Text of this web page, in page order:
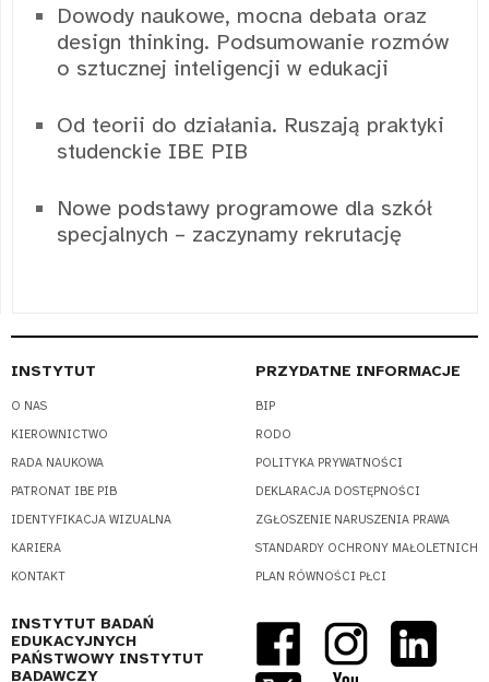
Dowody naukowe, mocna debata oraz
design thinking. Podsumowanie rozmów
o sztucznej inteligencji w edukacji
Od teorii do działania. Ruszają praktyki
studenckie IBE PIB
Nowe podstawy programowe dla szkół
specjalnych – zaczynamy rekrutację
INSTYTUT
O NAS
KIEROWNICTWO
RADA NAUKOWA
PATRONAT IBE PIB
IDENTYFIKACJA WIZUALNA
KARIERA
KONTAKT
PRZYDATNE INFORMACJE
BIP
RODO
POLITYKA PRYWATNOŚCI
DEKLARACJA DOSTĘPNOŚCI
ZGŁOSZENIE NARUSZENIA PRAWA
STANDARDY OCHRONY MAŁOLETNICH
PLAN RÓWNOŚCI PŁCI
INSTYTUT BADAŃ
EDUKACYJNYCH
PAŃSTWOWY INSTYTUT
BADAWCZY